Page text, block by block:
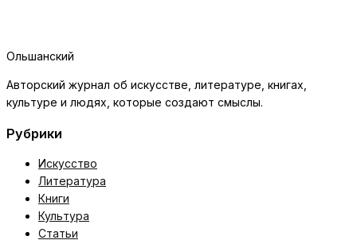
Ольшанский
Авторский журнал об искусстве, литературе, книгах,
культуре и людях, которые создают смыслы.
Рубрики
Искусство
Литература
Книги
Культура
Статьи